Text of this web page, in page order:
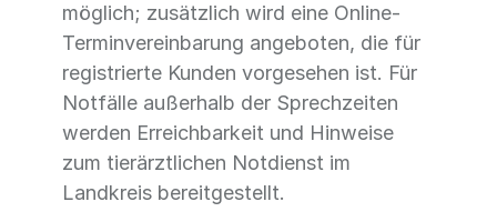
möglich; zusätzlich wird eine Online-
Terminvereinbarung angeboten, die für
registrierte Kunden vorgesehen ist. Für
Notfälle außerhalb der Sprechzeiten
werden Erreichbarkeit und Hinweise
zum tierärztlichen Notdienst im
Landkreis bereitgestellt.